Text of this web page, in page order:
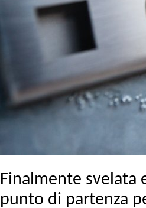
Finalmente
punto di partenza